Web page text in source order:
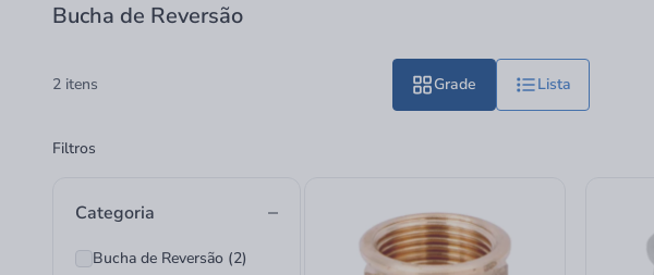
Bucha de Reversão
2 itens Grade Lista
Filtros
Categoria
Bucha de Reversão (2)